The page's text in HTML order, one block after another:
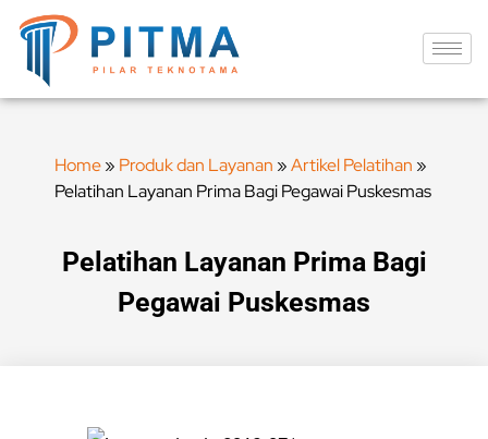
Home» Produk dan Layanan »Artikel Pelatihan »
Pelatihan Layanan Prima Bagi Pegawai Puskesmas
Pelatihan Layanan Prima Bagi
Pegawai Puskesmas